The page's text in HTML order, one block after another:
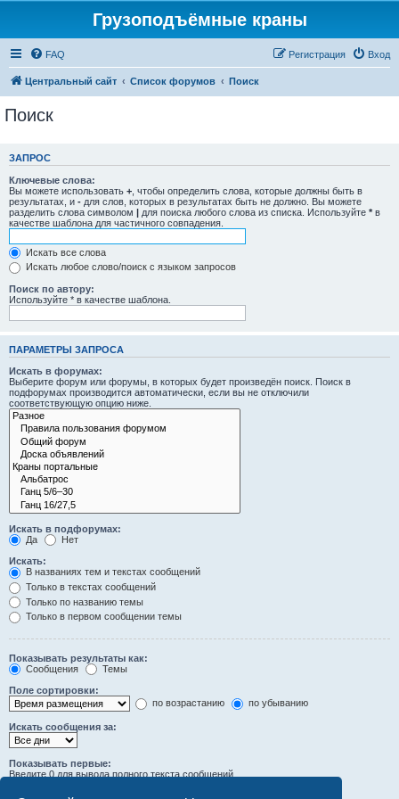
Грузоподъёмные краны
FAQ Вход
Регистрация
Центральный сайт Список форумов Поиск
Поиск
ЗАПРОС
Ключевые слова:
Вы можете использовать + , чтобы определить слова, которые должны быть в
результатах, и - для слов, которых в результатах быть не должно. Вы можете
разделить слова символом | для поиска любого слова из списка. Используйте * в
качестве шаблона для частичного совпадения.
Искать все слова
Искать любое слово/поиск с языком запросов
Поиск по автору:
Используйте * в качестве шаблона.
ПАРАМЕТРЫ ЗАПРОСА
Искать в форумах:
Выберите форум или форумы, в которых будет произведён поиск. Поиск в
подфорумах производится автоматически, если вы не отключили
соответствующую опцию ниже.
Искать в подфорумах:
Да
Нет
Искать:
В названиях тем и текстах сообщений
Только в текстах сообщений
Только по названию темы
Только в первом сообщении темы
Показывать результаты как:
Сообщения
Темы
Поле сортировки:
по возрастанию
по убыванию
Искать сообщения за:
Показывать первые:
Введите 0 для вывода полного текста сообщений.